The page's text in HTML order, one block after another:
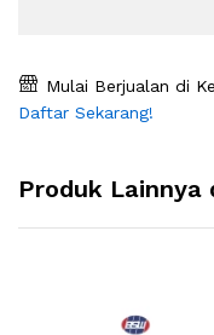
Mulai Berjualan di
Daftar Sekarang!
Produk Lainnya